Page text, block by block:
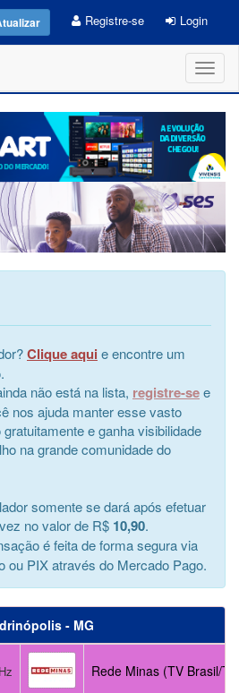
Registre-se Login
Clique aqui e encontre um
não está na lista, registre-see
nos ajuda manter esse vasto
e ganha visibilidade
na grande comunidade do
somente se dará após efetuar
no valor de R$ 10,90.
é feita de forma segura via
ou PIX através do Mercado Pago.
- MG
Rede Minas (TV Brasil/